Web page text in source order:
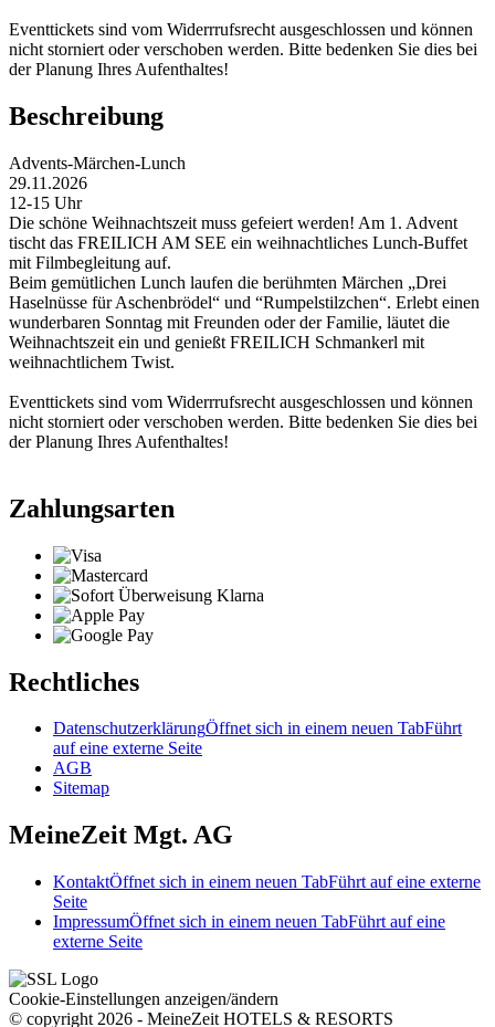
Eventtickets sind vom Widerrrufsrecht ausgeschlossen und können
nicht storniert oder verschoben werden. Bitte bedenken Sie dies bei
der Planung Ihres Aufenthaltes!
Beschreibung
Advents-Märchen-Lunch
29.11.2026
12-15 Uhr
Die schöne Weihnachtszeit muss gefeiert werden! Am 1. Advent
tischt das FREILICH AM SEE ein weihnachtliches Lunch-Buffet
mit Filmbegleitung auf.
Beim gemütlichen Lunch laufen die berühmten Märchen „Drei
Haselnüsse für Aschenbrödel“ und “Rumpelstilzchen“. Erlebt einen
wunderbaren Sonntag mit Freunden oder der Familie, läutet die
Weihnachtszeit ein und genießt FREILICH Schmankerl mit
weihnachtlichem Twist.
Eventtickets sind vom Widerrrufsrecht ausgeschlossen und können
nicht storniert oder verschoben werden. Bitte bedenken Sie dies bei
der Planung Ihres Aufenthaltes!
Zahlungsarten
Rechtliches
DatenschutzerklärungÖffnet sich in einem neuen TabFührt
auf eine externe Seite
AGB
Sitemap
MeineZeit Mgt. AG
KontaktÖffnet sich in einem neuen TabFührt auf eine externe
Seite
ImpressumÖffnet sich in einem neuen TabFührt auf eine
externe Seite
Cookie-Einstellungen anzeigen/ändern
© copyright 2026 - MeineZeit HOTELS & RESORTS